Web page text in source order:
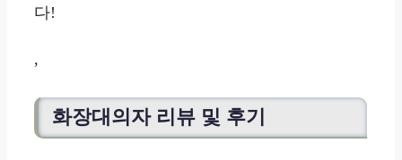
다!
,
화장대의자 리뷰 및 후기